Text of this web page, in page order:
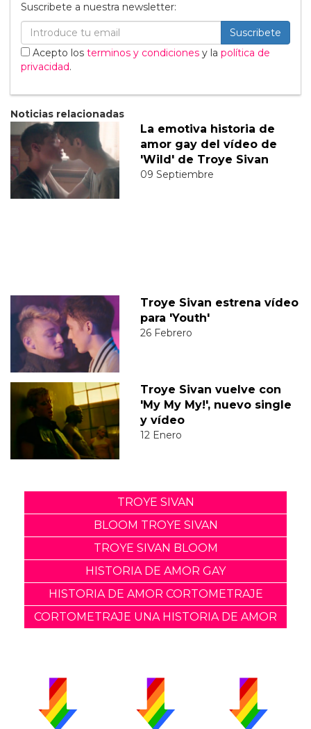
Suscribete a nuestra newsletter:
Suscribete
Acepto los terminos y condiciones y la política de
privacidad.
Noticias relacionadas
La emotiva historia de
amor gay del vídeo de
'Wild' de Troye Sivan
09 Septiembre
Troye Sivan estrena vídeo
para 'Youth'
26 Febrero
Troye Sivan vuelve con
'My My My!', nuevo single
y vídeo
12 Enero
TROYE SIVAN
BLOOM TROYE SIVAN
TROYE SIVAN BLOOM
HISTORIA DE AMOR GAY
HISTORIA DE AMOR CORTOMETRAJE
CORTOMETRAJE UNA HISTORIA DE AMOR